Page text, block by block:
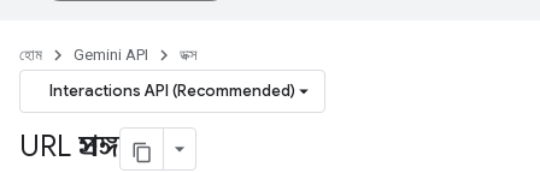
হোম Gemini API ডক্স
Interactions API (Recommended)
URL প্রসঙ্গ